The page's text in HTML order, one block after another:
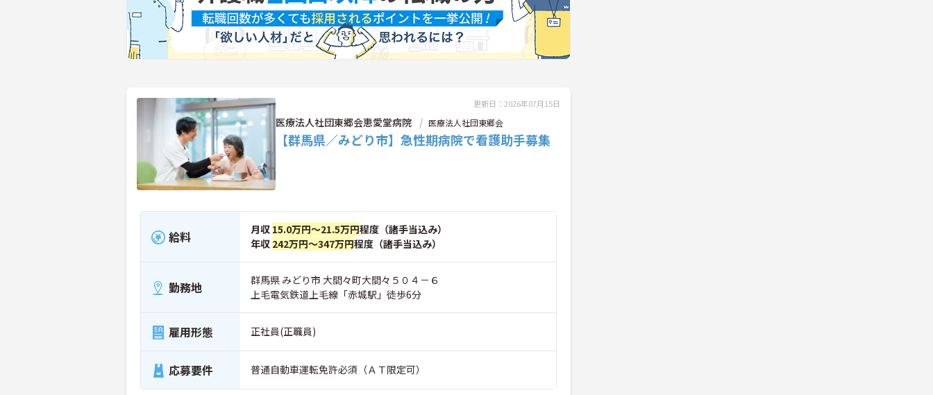
更新日：2026年07月15日
医療法人社団東郷会恵愛堂病院 医療法人社団東郷会
【群馬県／みどり市】急性期病院で看護助手募集
給料 月収 15.0万円～21.5万円程度（諸手当込み）
年収 242万円～347万円程度（諸手当込み）
勤務地
群馬県 みどり市 大間々町大間々５０４－６
上毛電気鉄道上毛線「赤城駅」徒歩6分
雇用形態 正社員(正職員)
応募要件 普通自動車運転免許必須（ＡＴ限定可）